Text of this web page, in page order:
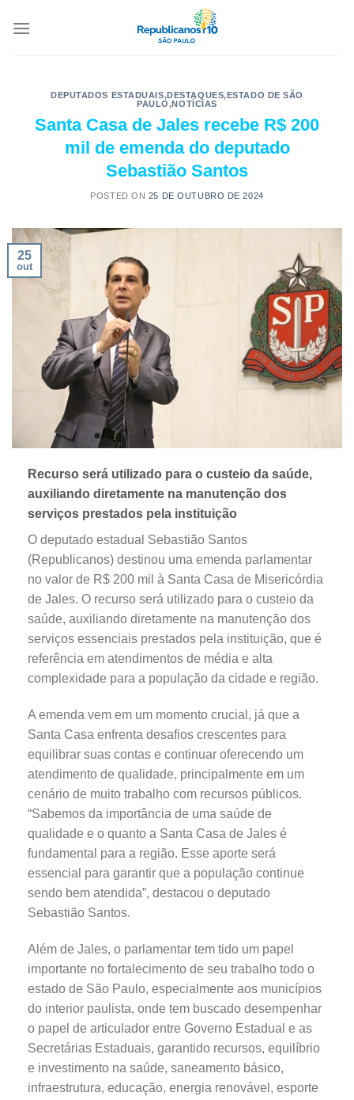
DEPUTADOS ESTADUAIS,DESTAQUES,ESTADO DE SÃO
PAULO,NOTÍCIAS
Santa Casa de Jales recebe R$ 200
mil de emenda do deputado
Sebastião Santos
POSTED ON 25 DE OUTUBRO DE 2024
25
out
Recurso será utilizado para o custeio da saúde,
auxiliando diretamente na manutenção dos
serviços prestados pela instituição
O deputado estadual Sebastião Santos
(Republicanos) destinou uma emenda parlamentar
no valor de R$ 200 mil à Santa Casa de Misericórdia
de Jales. O recurso será utilizado para o custeio da
saúde, auxiliando diretamente na manutenção dos
serviços essenciais prestados pela instituição, que é
referência em atendimentos de média e alta
complexidade para a população da cidade e região.
A emenda vem em um momento crucial, já que a
Santa Casa enfrenta desafios crescentes para
equilibrar suas contas e continuar oferecendo um
atendimento de qualidade, principalmente em um
cenário de muito trabalho com recursos públicos.
“Sabemos da importância de uma saúde de
qualidade e o quanto a Santa Casa de Jales é
fundamental para a região. Esse aporte será
essencial para garantir que a população continue
sendo bem atendida”, destacou o deputado
Sebastião Santos.
Além de Jales, o parlamentar tem tido um papel
importante no fortalecimento de seu trabalho todo o
estado de São Paulo, especialmente aos municípios
do interior paulista, onde tem buscado desempenhar
o papel de articulador entre Governo Estadual e as
Secretárias Estaduais, garantido recursos, equilíbrio
e investimento na saúde, saneamento básico,
infraestrutura, educação, energia renovável, esporte